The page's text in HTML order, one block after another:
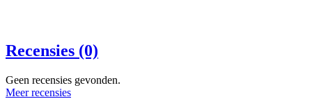
Recensies (0)
Geen recensies gevonden.
Meer recensies